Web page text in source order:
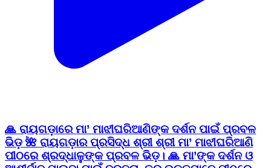
🙏 ରାୟଗଡ଼ାରେ ମା’ ମାଝୀଘରିଆଣିଙ୍କ ଦର୍ଶନ ପାଇଁ ପ୍ରବଳ
ଭିଡ଼ 🌺 ରାୟଗଡ଼ାର ପ୍ରସିଦ୍ଧ ଶ୍ରୀ ଶ୍ରୀ ମା’ ମାଝୀଘରିଆଣି
ପୀଠରେ ଶ୍ରଦ୍ଧାଳୁଙ୍କ ପ୍ରବଳ ଭିଡ଼। 🙏 ମା’ଙ୍କ ଦର୍ଶନ ଓ